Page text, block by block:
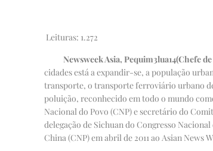
Leituras: 1.272
Newsweek Asia, Pequim3lua14(Chefe
cidades está a expandir-se, a população
transporte, o transporte ferroviário urbano
poluição, reconhecido em todo o mundo
Nacional do Povo (CNP) e secretário do
delegação de Sichuan do Congresso
China (CNP) em abril de 2011 ao Asian News